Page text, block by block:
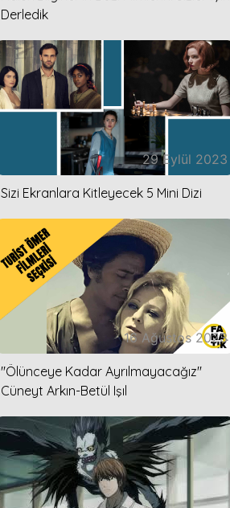
Derledik
29 Eylül 2023
Sizi Ekranlara Kitleyecek 5 Mini Dizi
16 Ağustos 2023
''Ölünceye Kadar Ayrılmayacağız''
Cüneyt Arkın-Betül Işıl